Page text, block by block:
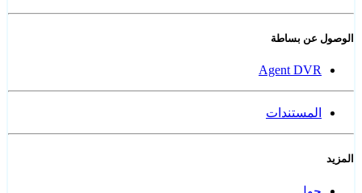
الوصول عن بساطة
Agent DVR
المستندات
المزيد